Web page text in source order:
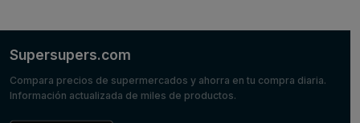
Supersupers.com
Compara precios de supermercados y ahorra en tu compra diaria.
Información actualizada de miles de productos.